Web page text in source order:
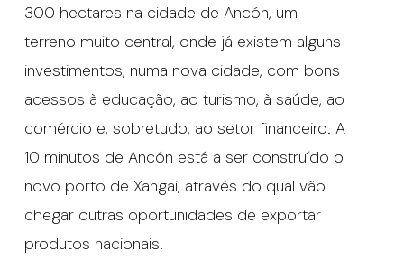
300 hectares na cidade de Ancón, um
terreno muito central, onde já existem alguns
investimentos, numa nova cidade, com bons
acessos à educação, ao turismo, à saúde, ao
comércio e, sobretudo, ao setor financeiro. A
10 minutos de Ancón está a ser construído o
novo porto de Xangai, através do qual vão
chegar outras oportunidades de exportar
produtos nacionais.